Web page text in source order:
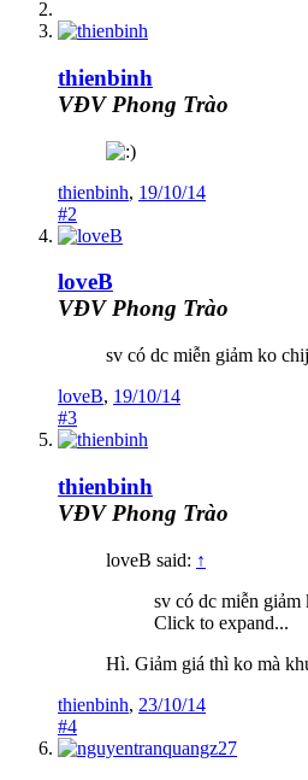
thienbinh
VĐV Phong Trào
thienbinh, 19/10/14
#2
loveB
VĐV Phong Trào
sv có dc miễn giảm ko
loveB, 19/10/14
#3
thienbinh
VĐV Phong Trào
loveB said: ↑
sv có dc miễn
Click to expand...
Hì. Giảm giá thì ko mà
thienbinh, 23/10/14
#4